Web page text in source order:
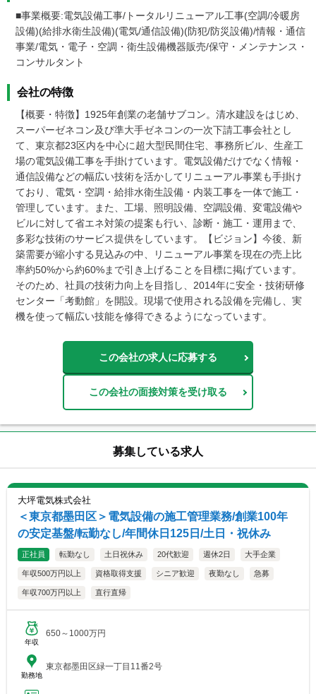
■事業概要:電気設備工事/トータルリニューアル工事(空調/冷暖房
設備)(給排水衛生設備)(電気/通信設備)(防犯/防災設備)/情報・通信
事業/電気・電子・空調・衛生設備機器販売/保守・メンテナンス・
コンサルタント
会社の特徴
【概要・特徴】1925年創業の老舗サブコン。清水建設をはじめ、
スーパーゼネコン及び準大手ゼネコンの一次下請工事会社とし
て、東京都23区内を中心に超大型民間住宅、事務所ビル、生産工
場の電気設備工事を手掛けています。電気設備だけでなく情報・
通信設備などの幅広い技術を活かしてリニューアル事業も手掛け
ており、電気・空調・給排水衛生設備・内装工事を一体で施工・
管理しています。また、工場、照明設備、空調設備、変電設備や
ビルに対して省エネ対策の提案も行い、診断・施工・運用まで、
多彩な技術のサービス提供をしています。【ビジョン】今後、新
築需要が縮小する見込みの中、リニューアル事業を現在の売上比
率約50%から約60%まで引き上げることを目標に掲げています。
そのため、社員の技術力向上を目指し、2014年に安全・技術研修
センター「考動館」を開設。現場で使用される設備を完備し、実
機を使って幅広い技能を修得できるようになっています。
この会社の求人に応募する
この会社の面接対策を受け取る
募集している求人
大坪電気株式会社
＜東京都墨田区＞電気設備の施工管理業務/創業100年
の安定基盤/転勤なし/年間休日125日/土日・祝休み
正社員 転勤なし 土日祝休み 20代歓迎 週休2日 大手企業
年収500万円以上 資格取得支援 シニア歓迎 夜勤なし 急募
年収700万円以上 直行直帰
年収
650～1000万円
勤務地
東京都墨田区緑一丁目11番2号